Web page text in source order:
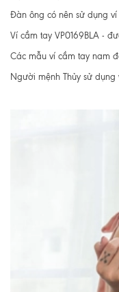
Đàn ông có nên sử dụng ví
Ví cầm tay VP0169BLA -
Các mẫu ví cầm tay nam
Người mệnh Thủy sử